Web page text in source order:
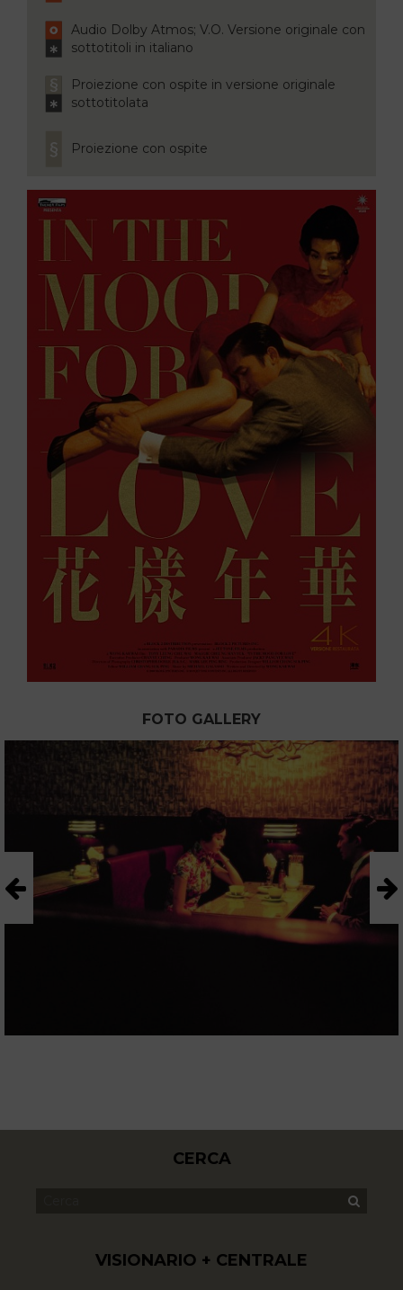
Audio Dolby Atmos; V.O. Versione originale con
sottotitoli in italiano
Proiezione con ospite in versione originale
sottotitolata
Proiezione con ospite
FOTO GALLERY
CERCA
VISIONARIO + CENTRALE